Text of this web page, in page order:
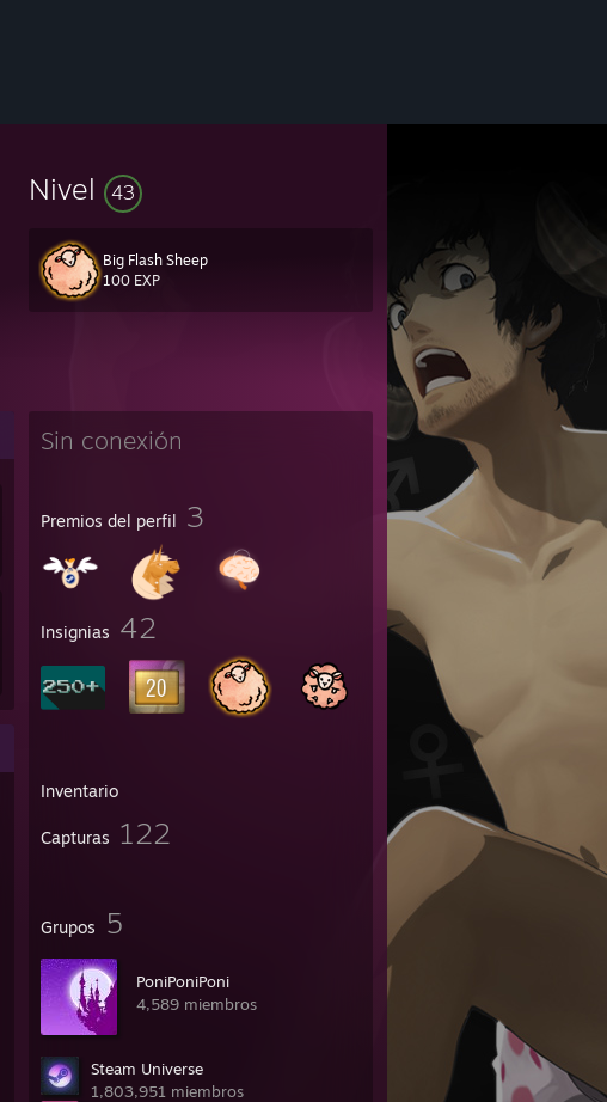
Nivel 43
Big Flash Sheep
100 EXP
Sin conexión
Premios del perfil 3
Insignias 42
Inventario
Capturas 122
Grupos 5
PoniPoniPoni
4,589 miembros
Steam Universe
1,803,951 miembros